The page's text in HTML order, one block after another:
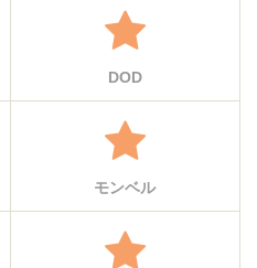
DOD
モンベル